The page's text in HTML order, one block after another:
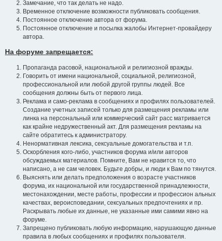
Замечание, что так делать не надо.
Временное отключение возможности публиковать сообщения.
Постоянное отключение автора от форума.
Постоянное отключение и посылка жалобы Интернет-провайдеру
автора.
На форуме запрещается:
Пропаганда расовой, национальной и религиозной вражды.
Говорить от имени национальной, социальной, религиозной,
профессиональной или любой другой группы людей. Все
сообщения должны быть от первого лица.
Реклама и само-реклама в сообщениях и профилях пользователей.
Создание учетных записей только для размещения рекламы или
линка на персональный или коммерческий сайт расс матривается
как крайне недружественный акт. Для размещения рекламы на
сайте обратитесь к администратору.
Ненормативная лексика, сексуальные домогательства и т.п.
Оскорбления кого-либо, участников форума и/или авторов
обсуждаемых материалов. Помните, Вам не нравится то, что
написано, а не сам человек. Будьте добры, и люди к Вам по тянутся.
Выяснять или делать предположения о возрасте участников
форума, их национальной или государственной принадлежности,
местонахождении, месте работы, профессии и профессион альных
качествах, вероисповедании, сексуальных предпочтениях и пр.
Раскрывать любые их данные, не указанные ими самими явно на
форуме.
Запрещено публиковать любую информацию, нарушающую данные
правила в любых сообщениях и профилях пользователя.